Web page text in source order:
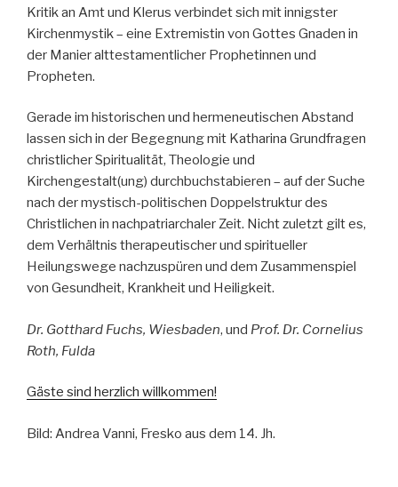
Kritik an Amt und Klerus verbindet sich mit innigster
Kirchenmystik – eine Extremistin von Gottes Gnaden in
der Manier alttestamentlicher Prophetinnen und
Propheten.
Gerade im historischen und hermeneutischen Abstand
lassen sich in der Begegnung mit Katharina Grundfragen
christlicher Spiritualität, Theologie und
Kirchengestalt(ung) durchbuchstabieren – auf der Suche
nach der mystisch-politischen Doppelstruktur des
Christlichen in nachpatriarchaler Zeit. Nicht zuletzt gilt es,
dem Verhältnis therapeutischer und spiritueller
Heilungswege nachzuspüren und dem Zusammenspiel
von Gesundheit, Krankheit und Heiligkeit.
Dr. Gotthard Fuchs, Wiesbaden, und Prof. Dr. Cornelius
Roth, Fulda
Gäste sind herzlich willkommen!
Bild: Andrea Vanni, Fresko aus dem 14. Jh.